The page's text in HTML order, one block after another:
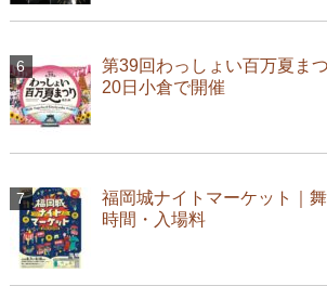
第39回わっしょい百万夏ま
20日小倉で開催
福岡城ナイトマーケット｜
時間・入場料